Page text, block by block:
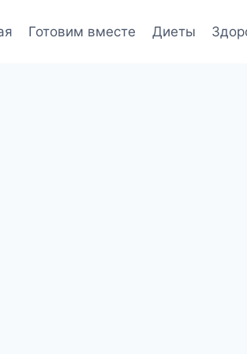
Готовим вместе Диеты